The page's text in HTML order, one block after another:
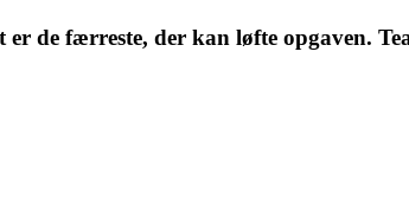
er de færreste, der kan løfte opgaven.